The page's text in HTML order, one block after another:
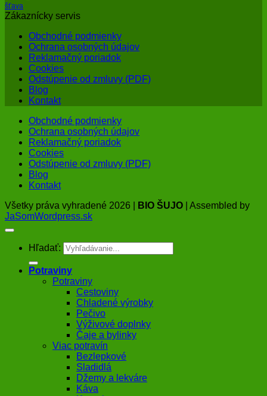
šťava
Zákaznícky servis
Obchodné podmienky
Ochrana osobných údajov
Reklamačný poriadok
Cookies
Odstúpenie od zmluvy (PDF)
Blog
Kontakt
Obchodné podmienky
Ochrana osobných údajov
Reklamačný poriadok
Cookies
Odstúpenie od zmluvy (PDF)
Blog
Kontakt
Všetky práva vyhradené 2026 |
BIO ŠUJO | Assembled by
JaSomWordpress.sk
Hľadať:
Potraviny
Potraviny
Cestoviny
Chladené výrobky
Pečivo
Výživové doplnky
Čaje a bylinky
Viac potravín
Bezlepkové
Sladidlá
Džemy a lekváre
Káva